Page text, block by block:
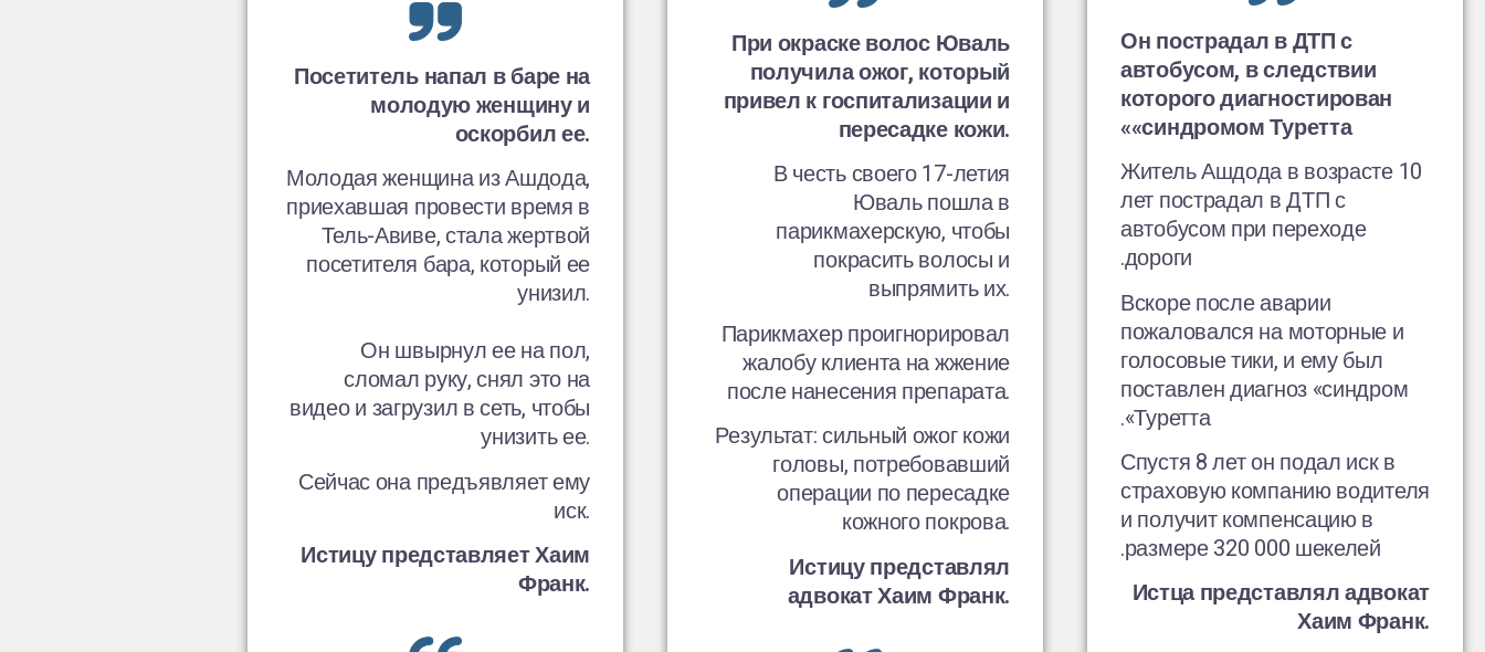
Он пострадал в ДТП с
автобусом, в следствии
которого диагностирован
«синдромом Туретта»
Житель Ашдода в возрасте 10
лет пострадал в ДТП с
автобусом при переходе
дороги.
Вскоре после аварии
пожаловался на моторные и
голосовые тики, и ему был
поставлен диагноз «синдром
Туретта».
Спустя 8 лет он подал иск в
страховую компанию водителя
и получит компенсацию в
размере 320 000 шекелей.
Истца представлял адвокат
Хаим Франк.
При окраске волос Юваль
получила ожог, который
привел к госпитализации и
пересадке кожи.
В честь своего 17-летия
Юваль пошла в
парикмахерскую, чтобы
покрасить волосы и
выпрямить их.
Парикмахер проигнорировал
жалобу клиента на жжение
после нанесения препарата.
Результат: сильный ожог кожи
головы, потребовавший
операции по пересадке
кожного покрова.
Истицу представлял
адвокат Хаим Франк.
Посетитель напал в баре на
молодую женщину и
оскорбил ее.
Молодая женщина из Ашдода,
приехавшая провести время в
Тель-Авиве, стала жертвой
посетителя бара, который ее
унизил.
Он швырнул ее на пол,
сломал руку, снял это на
видео и загрузил в сеть, чтобы
унизить ее.
Сейчас она предъявляет ему
иск.
Истицу представляет Хаим
Франк.